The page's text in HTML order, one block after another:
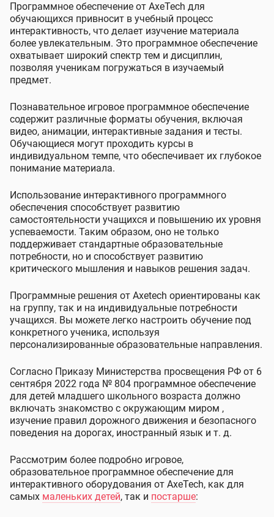
Программное обеспечение от AxeTech для
обучающихся привносит в учебный процесс
интерактивность, что делает изучение материала
более увлекательным. Это программное обеспечение
охватывает широкий спектр тем и дисциплин,
позволяя ученикам погружаться в изучаемый
предмет.
Познавательное игровое программное обеспечение
содержит различные форматы обучения, включая
видео, анимации, интерактивные задания и тесты.
Обучающиеся могут проходить курсы в
индивидуальном темпе, что обеспечивает их глубокое
понимание материала.
Использование интерактивного программного
обеспечения способствует развитию
самостоятельности учащихся и повышению их уровня
успеваемости. Таким образом, оно не только
поддерживает стандартные образовательные
потребности, но и способствует развитию
критического мышления и навыков решения задач.
Программные решения от Axetech ориентированы как
на группу, так и на индивидуальные потребности
учащихся. Вы можете легко настроить обучение под
конкретного ученика, используя
персонализированные образовательные направления.
Согласно Приказу Министерства просвещения РФ от 6
сентября 2022 года № 804 программное обеспечение
для детей младшего школьного возраста должно
включать знакомство с окружающим миром ,
изучение правил дорожного движения и безопасного
поведения на дорогах, иностранный язык и т. д.
Рассмотрим более подробно игровое,
образовательное программное обеспечение для
интерактивного оборудования от AxeTech, как для
самых маленьких детей, так и постарше: